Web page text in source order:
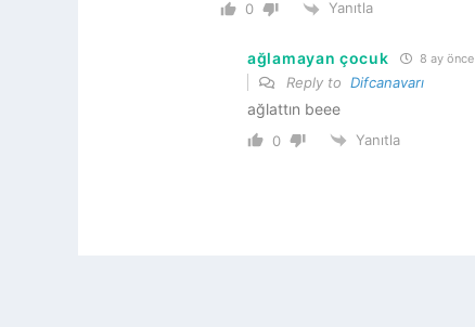
0 Yanıtla
ağlamayan çocuk 8 ay önce
Reply to Difcanavarı
ağlattın beee
0 Yanıtla